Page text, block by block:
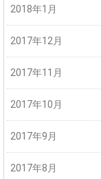
2018年1月
2017年12月
2017年11月
2017年10月
2017年9月
2017年8月